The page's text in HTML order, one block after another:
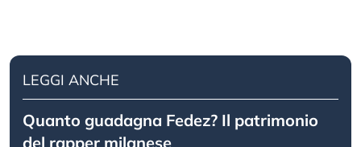
LEGGI ANCHE
Quanto guadagna Fedez? Il patrimonio
del rapper milanese